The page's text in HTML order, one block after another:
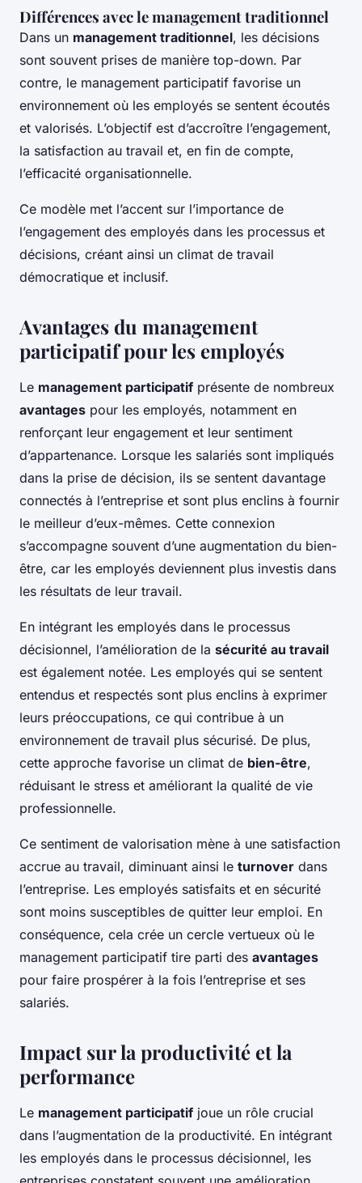
Différences avec le management traditionnel
Dans un management traditionnel, les décisions
sont souvent prises de manière top-down. Par
contre, le management participatif favorise un
environnement où les employés se sentent écoutés
et valorisés. L’objectif est d’accroître l’engagement,
la satisfaction au travail et, en fin de compte,
l’efficacité organisationnelle.
Ce modèle met l’accent sur l’importance de
l’engagement des employés dans les processus et
décisions, créant ainsi un climat de travail
démocratique et inclusif.
Avantages du management
participatif pour les employés
Le management participatif présente de nombreux
avantages pour les employés, notamment en
renforçant leur engagement et leur sentiment
d’appartenance. Lorsque les salariés sont impliqués
dans la prise de décision, ils se sentent davantage
connectés à l’entreprise et sont plus enclins à fournir
le meilleur d’eux-mêmes. Cette connexion
s’accompagne souvent d’une augmentation du bien-
être, car les employés deviennent plus investis dans
les résultats de leur travail.
En intégrant les employés dans le processus
décisionnel, l’amélioration de la sécurité au travail
est également notée. Les employés qui se sentent
entendus et respectés sont plus enclins à exprimer
leurs préoccupations, ce qui contribue à un
environnement de travail plus sécurisé. De plus,
cette approche favorise un climat de bien-être,
réduisant le stress et améliorant la qualité de vie
professionnelle.
Ce sentiment de valorisation mène à une satisfaction
accrue au travail, diminuant ainsi le turnover dans
l’entreprise. Les employés satisfaits et en sécurité
sont moins susceptibles de quitter leur emploi. En
conséquence, cela crée un cercle vertueux où le
management participatif tire parti des avantages
pour faire prospérer à la fois l’entreprise et ses
salariés.
Impact sur la productivité et la
performance
Le management participatif joue un rôle crucial
dans l’augmentation de la productivité. En intégrant
les employés dans le processus décisionnel, les